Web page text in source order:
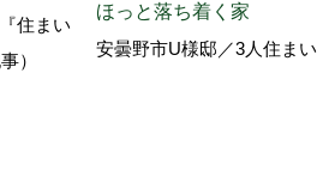
住まい
）
ほっと落ち着く家
安曇野市U様邸／3人住まい